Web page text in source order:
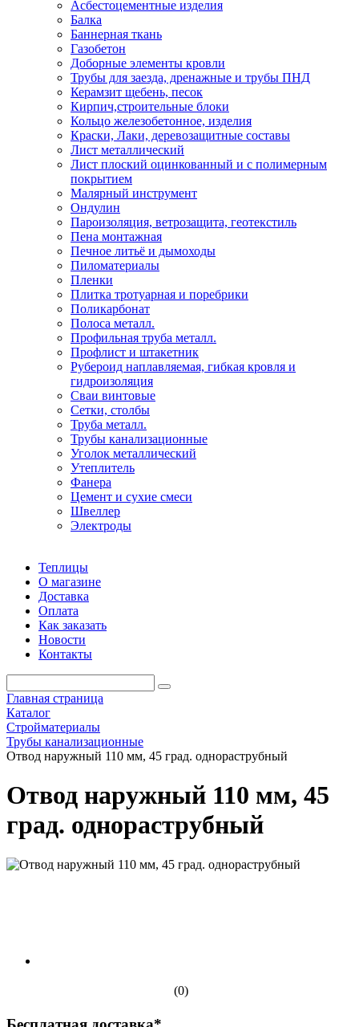
Асбестоцементные изделия
Балка
Баннерная ткань
Газобетон
Доборные элементы кровли
Трубы для заезда, дренажные и трубы ПНД
Керамзит щебень, песок
Кирпич,строительные блоки
Кольцо железобетонное, изделия
Краски, Лаки, деревозащитные составы
Лист металлический
Лист плоский оцинкованный и с полимерным
покрытием
Малярный инструмент
Ондулин
Пароизоляция, ветрозащита, геотекстиль
Пена монтажная
Печное литьё и дымоходы
Пиломатериалы
Пленки
Плитка тротуарная и поребрики
Поликарбонат
Полоса металл.
Профильная труба металл.
Профлист и штакетник
Рубероид наплавляемая, гибкая кровля и
гидроизоляция
Сваи винтовые
Сетки, столбы
Труба металл.
Трубы канализационные
Уголок металлический
Утеплитель
Фанера
Цемент и сухие смеси
Швеллер
Электроды
Теплицы
О магазине
Доставка
Оплата
Как заказать
Новости
Контакты
Главная страница
Каталог
Стройматериалы
Трубы канализационные
Отвод наружный 110 мм, 45 град. однораструбный
Отвод наружный 110 мм, 45
град. однораструбный
(0)